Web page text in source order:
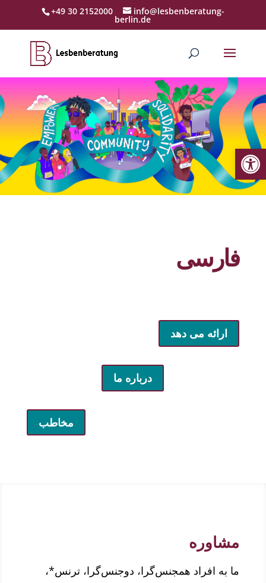
+49 30 2152000 info@lesbenberatung-
berlin.de
فارسی
ارائه می دهد
درباره ما
مخاطب
مشاوره
ما به افراد همجنس‌گرا، دوجنس‌گرا، ترنس*،